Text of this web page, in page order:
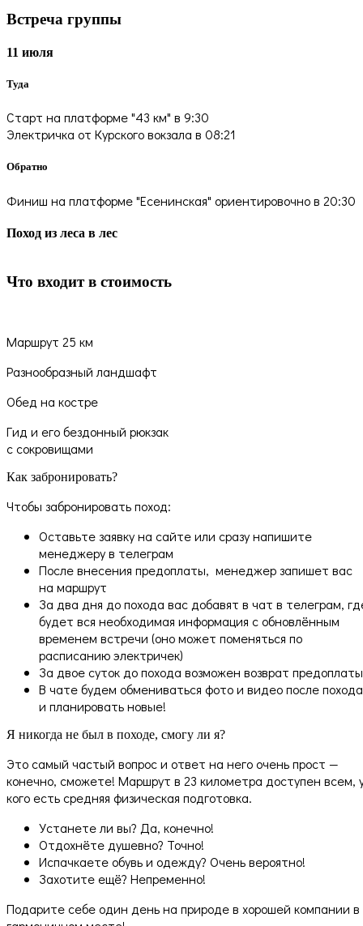
Встреча группы
11 июля
Туда
Старт на платформе "43 км" в 9:30
Электричка от Курского вокзала в 08:21
Обратно
Финиш на платформе "Есенинская" ориентировочно в 20:30
Поход из леса в лес
Что входит в стоимость
Маршрут 25 км
Разнообразный ландшафт
Обед на костре
Гид и его бездонный рюкзак
с сокровищами
Как забронировать?
Чтобы забронировать поход:
Оставьте заявку на сайте или сразу напишите
менеджеру в телеграм
После внесения предоплаты, менеджер запишет вас
на маршрут
За два дня до похода вас добавят в чат в телеграм,
будет вся необходимая информация с обновлённым
временем встречи (оно может поменяться по
расписанию электричек)
За двое суток до похода возможен возврат предоплаты
В чате будем обмениваться фото и видео после похода
и планировать новые!
Я никогда не был в походе, смогу ли я?
Это самый частый вопрос и ответ на него очень прост —
конечно, сможете! Маршрут в 23 километра доступен всем,
кого есть средняя физическая подготовка.
Устанете ли вы? Да, конечно!
Отдохнёте душевно? Точно!
Испачкаете обувь и одежду? Очень вероятно!
Захотите ещё? Непременно!
Подарите себе один день на природе в хорошей компании в